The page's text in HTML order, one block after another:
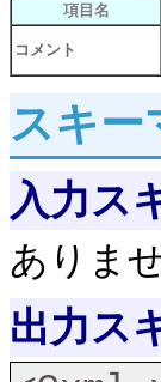
項目名
コメント
スキー
入力ス
ありま
出力ス